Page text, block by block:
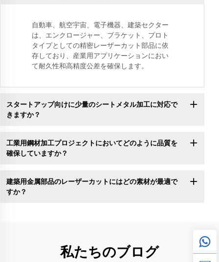
自動車、航空宇宙、電子機器、建築セクター
は、エンクロージャー、ブラケット、プロト
タイプとしての精密レーザーカット部品に依
存しており、産業用アプリケーションにおい
て耐久性和高精度公差を確保します。
スタートアップ向けに少量のシートメタル加工に対応で
きますか？
工業用鋼材加工プロジェクトにおいてどのように品質を
確保していますか？
建築用金属部品のレーザーカットにはどの素材が最適で
すか？
私たちのブログ